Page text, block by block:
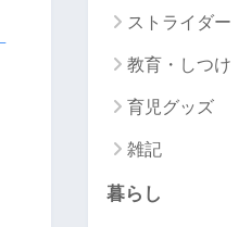
ストライダー
教育・しつけ
育児グッズ
雑記
暮らし